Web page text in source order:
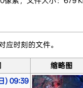
应时刻的文件。
缩略图
) 09:39